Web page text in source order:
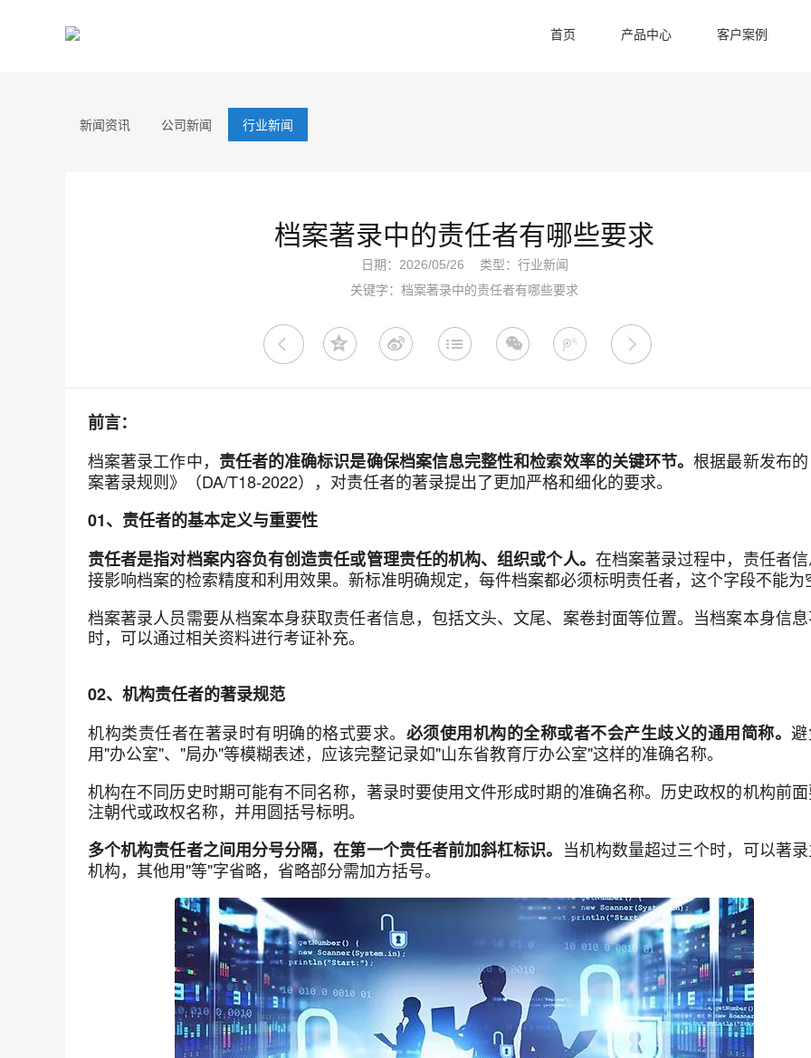
首页 产品中心 客户案例
新闻资讯 公司新闻 行业新闻
档案著录中的责任者有哪些要求
日期：2026/05/26 类型： 行业新闻
关键字：档案著录中的责任者有哪些要求
前言：
档案著录工作中， 责任者的准确标识是确保档案信息完整性和检索效率的关键环节。根据最新发布
案著录规则》（DA/T18-2022），对责任者的著录提出了更加严格和细化的要求。
01、责任者的基本定义与重要性
责任者是指对档案内容负有创造责任或管理责任的机构、组织或个人。 在档案著录过程中，责任者
接影响档案的检索精度和利用效果。新标准明确规定，每件档案都必须标明责任者，这个字段不能为
档案著录人员需要从档案本身获取责任者信息，包括文头、文尾、案卷封面等位置。当档案本身信
时，可以通过相关资料进行考证补充。
02、机构责任者的著录规范
机构类责任者在著录时有明确的格式要求。 必须使用机构的全称或者不会产生歧义的通用简称。
用"办公室"、"局办"等模糊表述，应该完整记录如"山东省教育厅办公室"这样的准确名称。
机构在不同历史时期可能有不同名称，著录时要使用文件形成时期的准确名称。历史政权的机构前
注朝代或政权名称，并用圆括号标明。
多个机构责任者之间用分号分隔，在第一个责任者前加斜杠标识。 当机构数量超过三个时，可以著
机构，其他用"等"字省略，省略部分需加方括号。